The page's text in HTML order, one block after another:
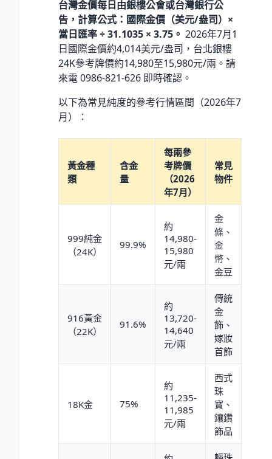
台灣金價每日由銀樓公會或台灣銀行公
告，計算公式：國際金價（美元/盎司）×
當日匯率 ÷ 31.1035 × 3.75。 2026年7月1
日國際金價約4,014美元/盎司，台北銀樓
24K參考牌價約14,980至15,980元/兩。請
來電 0986-821-626 即時確認。
以下為常見純度的參考行情區間（2026年7
月）：
黃金種
類
含金
量
每兩參
考牌價
（2026
年7月）
常見
物件
999純金
（24K）
99.9%
約
14,980-
15,980
元/兩
金
條、
金
幣、
金豆
916黃金
（22K）
91.6%
約
13,720-
14,640
元/兩
傳統
金
飾、
嫁妝
首飾
18K金 75%
約
11,235-
11,985
元/兩
西式
珠
寶、
鑲鑽
飾品